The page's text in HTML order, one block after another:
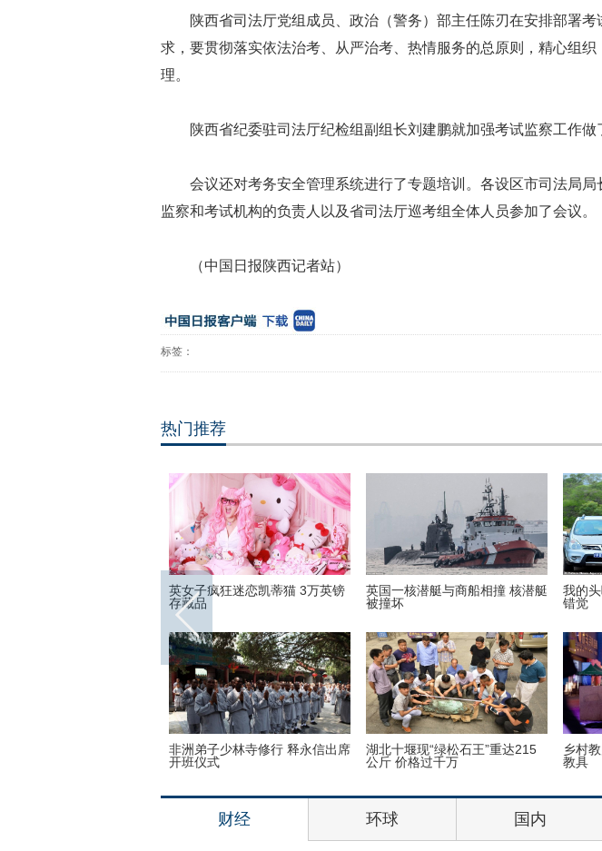
陕西省司法厅党组成员、政治（警务）部主任陈刃在安排部署
求，要贯彻落实依法治考、从严治考、热情服务的总原则，精心组织
理。
陕西省纪委驻司法厅纪检组副组长刘建鹏就加强考试监察工作做
会议还对考务安全管理系统进行了专题培训。各设区市司法局局
监察和考试机构的负责人以及省司法厅巡考组全体人员参加了会议。
（中国日报陕西记者站）
标签：
热门推荐
英女子疯狂迷恋凯蒂猫 3万英镑
存藏品
英国一核潜艇与商船相撞 核潜艇
被撞坏
我的
错觉
非洲弟子少林寺修行 释永信出席
开班仪式
湖北十堰现“绿松石王”重达215
公斤 价格过千万
乡村
教具
财经 环球 国内